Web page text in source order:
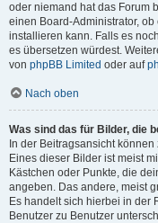
oder niemand hat das Forum
einen Board-Administrator,
installieren kann. Falls es
es übersetzen würdest.
von phpBB Limited oder auf
Nach oben
Was sind das für Bilder, die
In der Beitragsansicht
Eines dieser Bilder ist meist
Kästchen oder Punkte, die
angeben. Das andere, meist
Es handelt sich hierbei in der
Benutzer zu Benutzer